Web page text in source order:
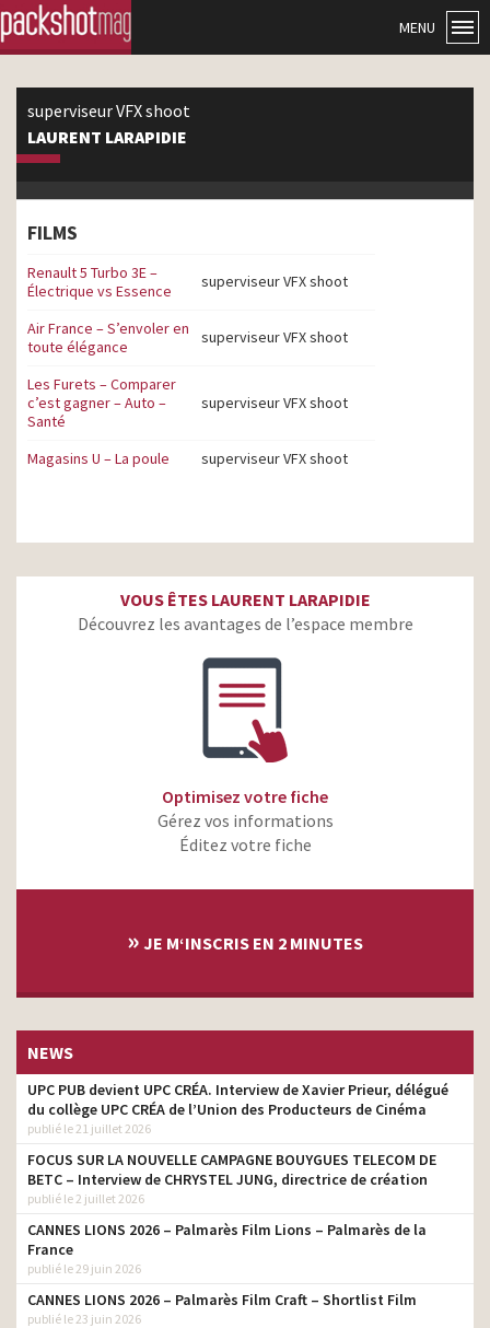
MENU
superviseur VFX shoot
LAURENT LARAPIDIE
FILMS
Renault 5 Turbo 3E –
Électrique vs Essence
superviseur VFX shoot
Air France – S’envoler en
toute élégance
superviseur VFX shoot
Les Furets – Comparer
c’est gagner – Auto –
Santé
superviseur VFX shoot
Magasins U – La poule superviseur VFX shoot
VOUS ÊTES LAURENT LARAPIDIE
Découvrez les avantages de l’espace membre
Optimisez votre fiche
Gérez vos informations
Éditez votre fiche
» JE M‘INSCRIS EN 2 MINUTES
NEWS
UPC PUB devient UPC CRÉA. Interview de Xavier Prieur, délégué
du collège UPC CRÉA de l’Union des Producteurs de Cinéma
publié le 21 juillet 2026
FOCUS SUR LA NOUVELLE CAMPAGNE BOUYGUES TELECOM DE
BETC – Interview de CHRYSTEL JUNG, directrice de création
publié le 2 juillet 2026
CANNES LIONS 2026 – Palmarès Film Lions – Palmarès de la
France
publié le 29 juin 2026
CANNES LIONS 2026 – Palmarès Film Craft – Shortlist Film
publié le 23 juin 2026